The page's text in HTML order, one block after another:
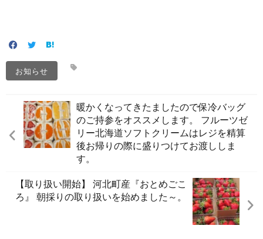
お知らせ
暖かくなってきたましたので保冷バッグ
のご持参をオススメします。 フルーツゼ
リー北海道ソフトクリームはレジを精算
後お帰りの際に盛りつけてお渡ししま
す。
【取り扱い開始️】 河北町産『おとめごこ
ろ』 朝採りの取り扱いを始めました～。